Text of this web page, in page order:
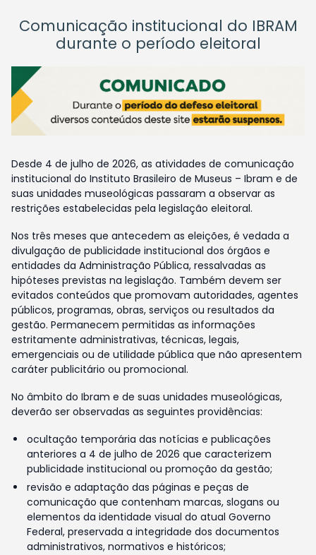
Comunicação institucional do IBRAM
durante o período eleitoral
Desde 4 de julho de 2026, as atividades de comunicação
institucional do Instituto Brasileiro de Museus – Ibram e de
suas unidades museológicas passaram a observar as
restrições estabelecidas pela legislação eleitoral.
Nos três meses que antecedem as eleições, é vedada a
divulgação de publicidade institucional dos órgãos e
entidades da Administração Pública, ressalvadas as
hipóteses previstas na legislação. Também devem ser
evitados conteúdos que promovam autoridades, agentes
públicos, programas, obras, serviços ou resultados da
gestão. Permanecem permitidas as informações
estritamente administrativas, técnicas, legais,
emergenciais ou de utilidade pública que não apresentem
caráter publicitário ou promocional.
No âmbito do Ibram e de suas unidades museológicas,
deverão ser observadas as seguintes providências:
ocultação temporária das notícias e publicações
anteriores a 4 de julho de 2026 que caracterizem
publicidade institucional ou promoção da gestão;
revisão e adaptação das páginas e peças de
comunicação que contenham marcas, slogans ou
elementos da identidade visual do atual Governo
Federal, preservada a integridade dos documentos
administrativos, normativos e históricos;